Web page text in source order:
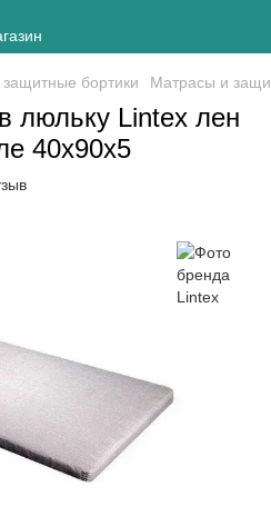
бортики Матрасы и
люльку Lintex лен
40х90х5